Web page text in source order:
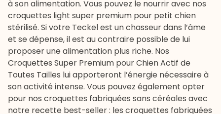
à son alimentation. Vous pouvez le nourrir avec nos
croquettes light super premium pour petit chien
stérilisé. Si votre Teckel est un chasseur dans l’âme
et se dépense, il est au contraire possible de lui
proposer une alimentation plus riche. Nos
Croquettes Super Premium pour Chien Actif de
Toutes Tailles lui apporteront l’énergie nécessaire à
son activité intense. Vous pouvez également opter
pour nos croquettes fabriquées sans céréales avec
notre recette best-seller : les croquettes fabriquées